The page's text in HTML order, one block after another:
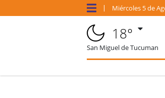
Miércoles 5 de
18°
San Miguel de Tucuman